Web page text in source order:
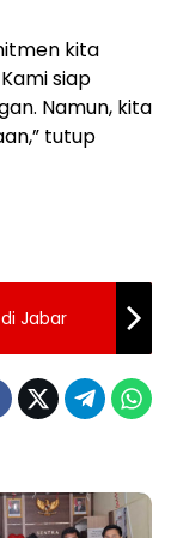
kita
siap
Namun, kita
tutup
Jabar